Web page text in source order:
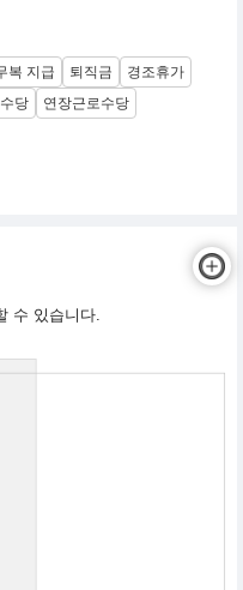
복 지급 퇴직금
경조휴가
당
연장근로수당
수 있습니다.